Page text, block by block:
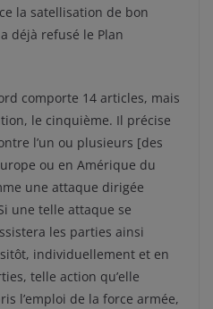
la satellisation de bon
déjà refusé le Plan
comporte 14 articles, mais
le cinquième. Il précise
l’un ou plusieurs [des
ou en Amérique du
une attaque dirigée
une telle attaque se
les parties ainsi
individuellement et en
telle action qu’elle
l’emploi de la force armée,